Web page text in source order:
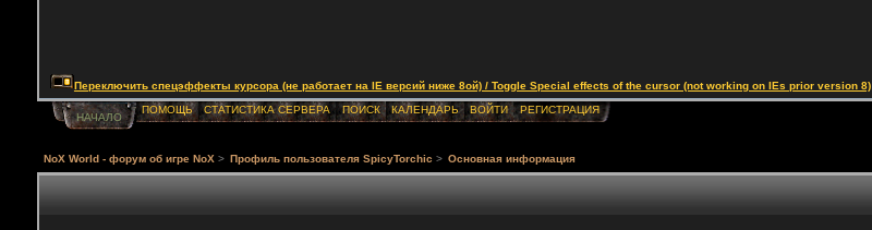
Переключить спецэффекты курсора (не работает на IE версий ниже 8ой) / Toggle Special effects of the cursor (not working on IEs prior version 8)
НАЧАЛО
ПОМОЩЬ СТАТИСТИКА СЕРВЕРА ПОИСК КАЛЕНДАРЬ ВОЙТИ РЕГИСТРАЦИЯ
NoX World - форум об игре NoX > Профиль пользователя SpicyTorchic > Основная информация